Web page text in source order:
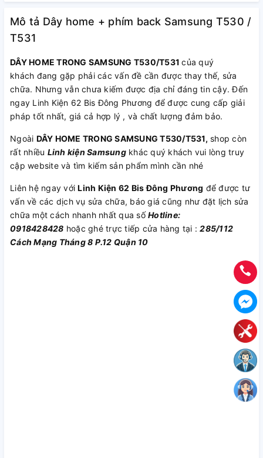
Mô tả Dây home + phím back Samsung T530 /
T531
DÂY HOME TRONG SAMSUNG T530/T531của quý
khách đang gặp phải các vấn đề cần được thay thế, sửa
chữa. Nhưng vẫn chưa kiếm được địa chỉ đáng tin cậy. Đến
ngay Linh Kiện 62 Bis Đông Phương để được cung cấp giải
pháp tốt nhất, giá cả hợp lý , và chất lượng đảm bảo.
Ngoài DÂY HOME TRONG SAMSUNG T530/T531, shop còn
rất nhiều Linh kiện Samsungkhác quý khách vui lòng truy
cập website và tìm kiếm sản phẩm mình cần nhé
Liên hệ ngay vớiLinh Kiện 62 Bis Đông Phương để được tư
vấn về các dịch vụ sửa chữa, báo giá cũng như đặt lịch sửa
chữa một cách nhanh nhất qua sốHotline:
0918428428 hoặc ghé trực tiếp cửa hàng tại :285/112
Cách Mạng Tháng 8 P.12 Quận 10